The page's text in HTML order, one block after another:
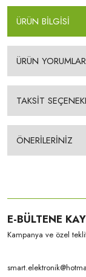
ÜRÜN BİLGİSİ
ÜRÜN
TAKSİT
ÖNERİLERİNİZ
E-BÜLTENE
Kampanya ve özel